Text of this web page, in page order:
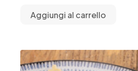
Aggiungi al carrello